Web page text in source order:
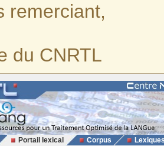
remerciant,
du CNRTL
Portail lexical Corpus